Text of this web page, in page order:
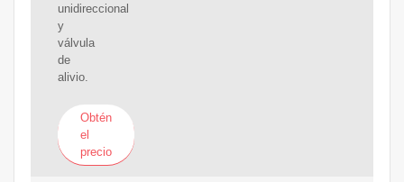
unidireccional
y
válvula
de
alivio.
Obtén
el
precio